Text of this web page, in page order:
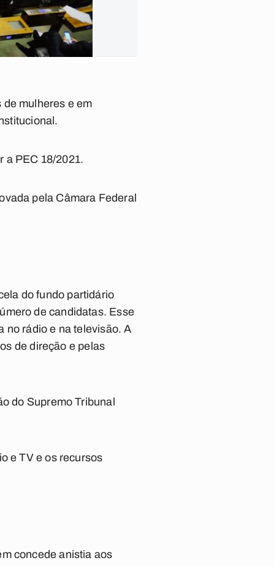
mulheres e em
a PEC 18/2021.
pela Câmara Federal
do fundo partidário
de candidatas. Esse
no rádio e na televisão. A
de direção e pelas
do Supremo Tribunal
e TV e os recursos
concede anistia aos